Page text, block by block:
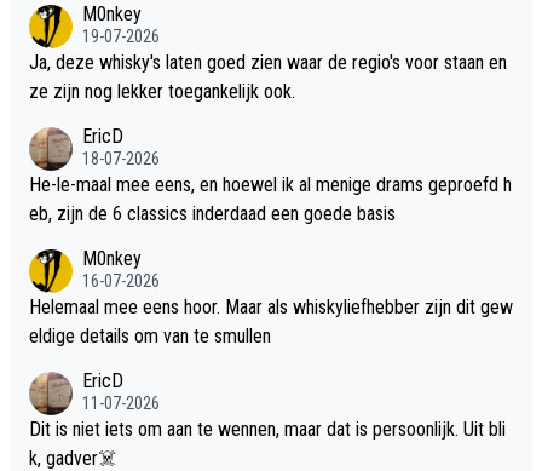
M0nkey
19-07-2026
Ja, deze whisky's laten goed zien waar de regio's voor staan en
ze zijn nog lekker toegankelijk ook.
EricD
18-07-2026
He-le-maal mee eens, en hoewel ik al menige drams geproefd h
eb, zijn de 6 classics inderdaad een goede basis
M0nkey
16-07-2026
Helemaal mee eens hoor. Maar als whiskyliefhebber zijn dit gew
eldige details om van te smullen
EricD
11-07-2026
Dit is niet iets om aan te wennen, maar dat is persoonlijk. Uit bli
k, gadver☠️